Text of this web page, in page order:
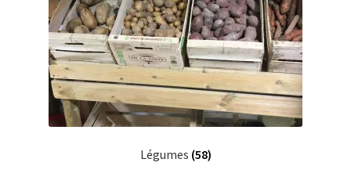
Légumes (58)